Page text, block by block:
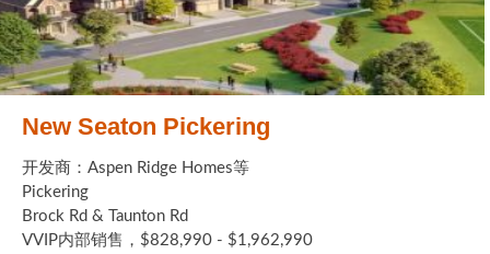
New Seaton Pickering
开发商：Aspen Ridge Homes等
Pickering
Brock Rd & Taunton Rd
VVIP内部销售，$828,990 - $1,962,990